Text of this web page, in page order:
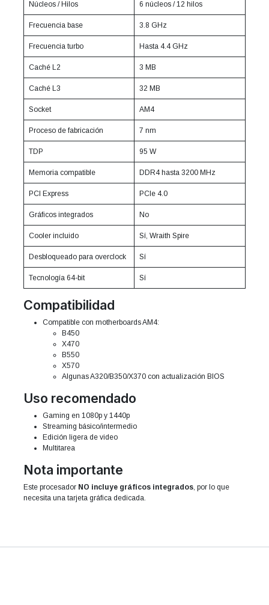
Núcleos / Hilos 6 núcleos / 12 hilos
Frecuencia base 3.8 GHz
Frecuencia turbo Hasta 4.4 GHz
Caché L2 3 MB
Caché L3 32 MB
Socket AM4
Proceso de fabricación 7 nm
TDP 95 W
Memoria compatible DDR4 hasta 3200 MHz
PCI Express PCIe 4.0
Gráficos integrados No
Cooler incluido Sí, Wraith Spire
Desbloqueado para overclock Sí
Tecnología 64-bit Sí
Compatibilidad
Compatible con motherboards AM4:
B450
X470
B550
X570
Algunas A320/B350/X370 con actualización BIOS
Uso recomendado
Gaming en 1080p y 1440p
Streaming básico/intermedio
Edición ligera de video
Multitarea
Nota importante
Este procesador NO incluye gráficos integrados, por lo que
necesita una tarjeta gráfica dedicada.